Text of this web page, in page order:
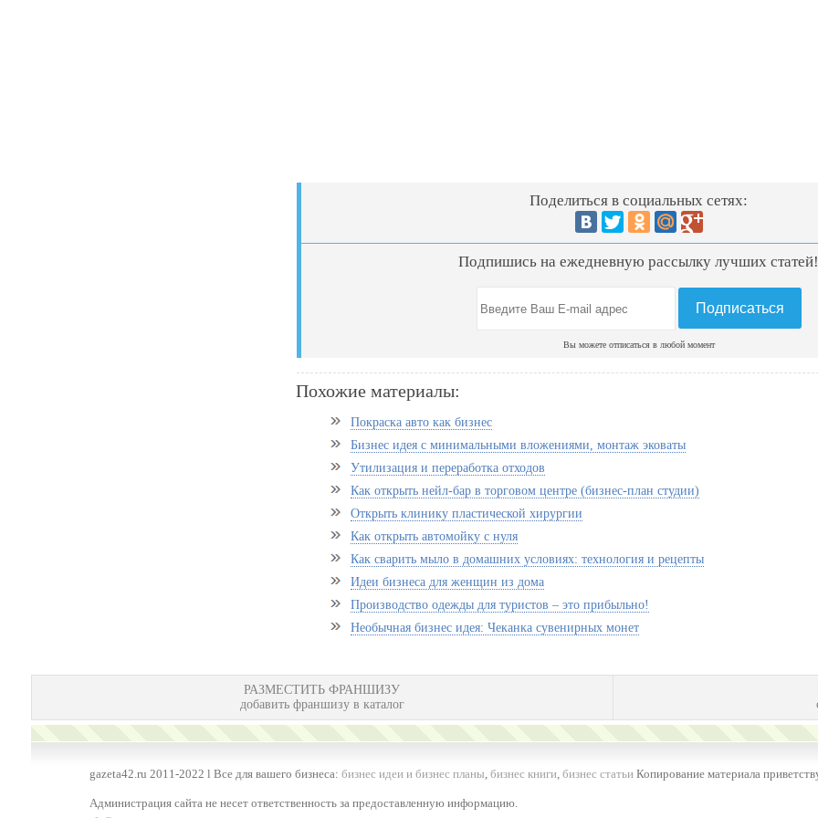
Поделиться в социальных сетях:
Подпишись на ежедневную рассылку лучших
Вы можете отписаться в любой момент
Похожие материалы:
Покраска авто как бизнес
Бизнес идея с минимальными вложениями, монтаж эковаты
Утилизация и переработка отходов
Как открыть нейл-бар в торговом центре (бизнес-план студии)
Открыть клинику пластической хирургии
Как открыть автомойку с нуля
Как сварить мыло в домашних условиях: технология и рецепты
Идеи бизнеса для женщин из дома
Производство одежды для туристов – это прибыльно!
Необычная бизнес идея: Чеканка сувенирных монет
РАЗМЕСТИТЬ ФРАНШИЗУ
добавить франшизу в каталог
gazeta42.ru 2011-2022 l Все для вашего бизнеса: бизнес идеи и бизнес планы, бизнес книги, бизнес статьиКопирование материала
Администрация сайта не несет ответственность за предоставленную информацию.